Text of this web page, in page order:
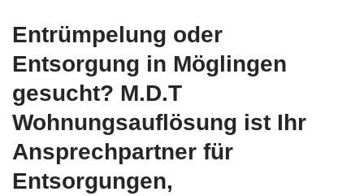
Entrümpelung oder
Entsorgung in Möglingen
gesucht? M.D.T
Wohnungsauflösung ist Ihr
Ansprechpartner für
Entsorgungen,